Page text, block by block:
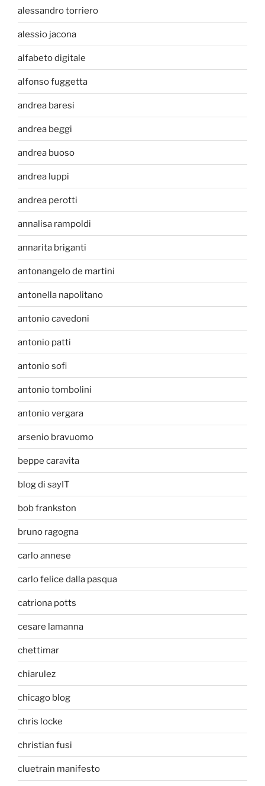
alessandro torriero
alessio jacona
alfabeto digitale
alfonso fuggetta
andrea baresi
andrea beggi
andrea buoso
andrea luppi
andrea perotti
annalisa rampoldi
annarita briganti
antonangelo de martini
antonella napolitano
antonio cavedoni
antonio patti
antonio sofi
antonio tombolini
antonio vergara
arsenio bravuomo
beppe caravita
blog di sayIT
bob frankston
bruno ragogna
carlo annese
carlo felice dalla pasqua
catriona potts
cesare lamanna
chettimar
chiarulez
chicago blog
chris locke
christian fusi
cluetrain manifesto